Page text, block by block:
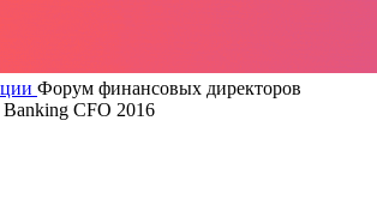
Форум финансовых директоров
CFO 2016